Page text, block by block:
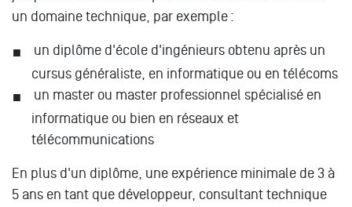
un domaine technique, par exemple :
un diplôme d'école d'ingénieurs obtenu après un
cursus généraliste, en informatique ou en télécoms
un master ou master professionnel spécialisé en
informatique ou bien en réseaux et
télécommunications
En plus d'un diplôme, une expérience minimale de 3 à
5 ans en tant que développeur, consultant technique